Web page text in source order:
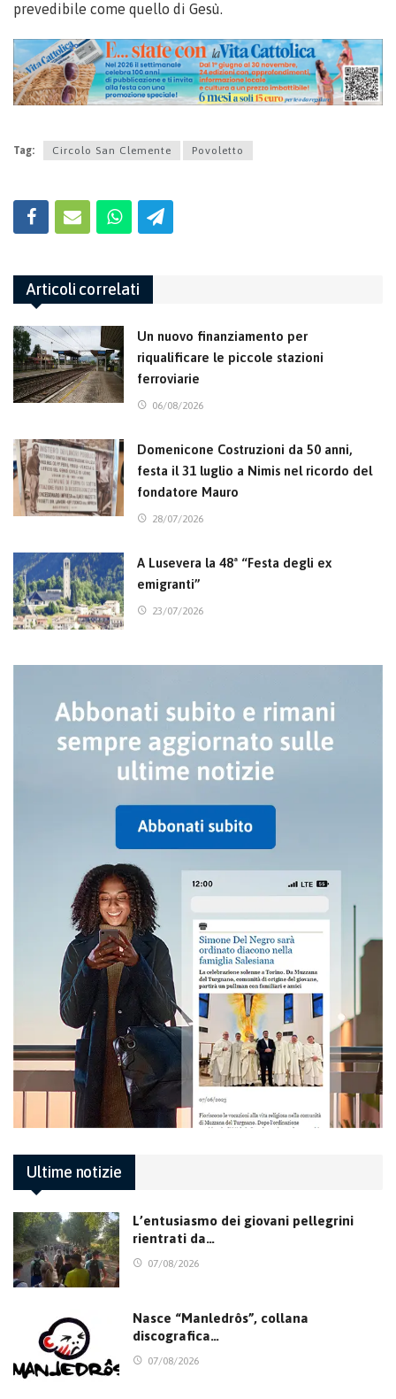
prevedibile come quello di Gesù.
Tag: Circolo San Clemente Povoletto
Articoli correlati
Un nuovo finanziamento per
riqualificare le piccole stazioni
ferroviarie
06/08/2026
Domenicone Costruzioni da 50 anni,
festa il 31 luglio a Nimis nel ricordo del
fondatore Mauro
28/07/2026
A Lusevera la 48ª “Festa degli ex
emigranti”
23/07/2026
Ultime notizie
L’entusiasmo dei giovani pellegrini
rientrati da…
07/08/2026
Nasce “Manledrôs”, collana
discografica…
07/08/2026